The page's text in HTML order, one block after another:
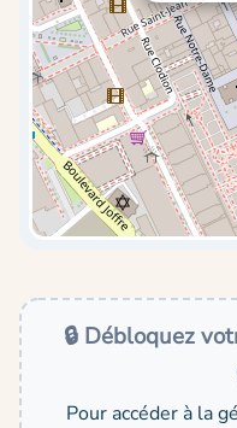
🔒 Débloquez
Pour accéder à la